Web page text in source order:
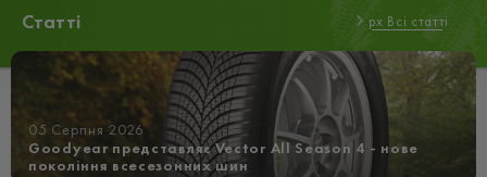
Статті px Всі статті
05 Серпня 2026
Goodyear представляє Vector All Season 4 - нове
покоління всесезонних шин